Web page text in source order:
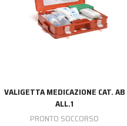
VALIGETTA MEDICAZIONE CAT. AB
ALL.1
PRONTO SOCCORSO